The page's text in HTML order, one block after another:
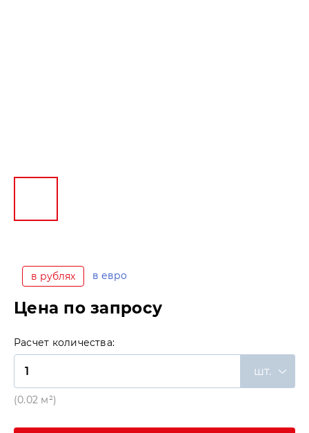
в рублях в евро
Цена по запросу
Расчет количества:
шт.
(0.02 м²)